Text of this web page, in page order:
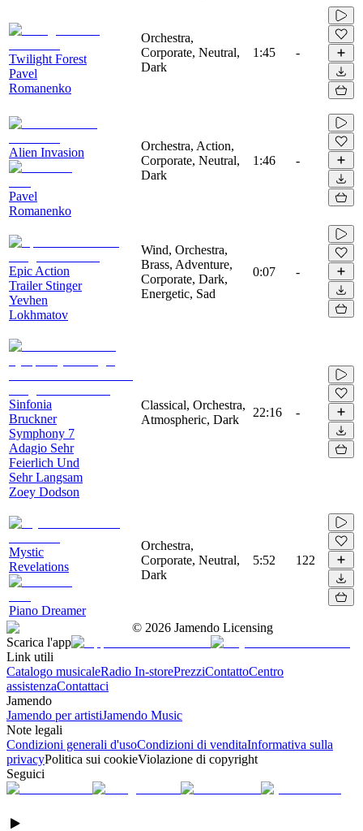
Twilight Forest
Pavel
Romanenko
Orchestra,
Corporate, Neutral,
Dark
1:45 -
Alien Invasion
Pavel
Romanenko
Orchestra, Action,
Corporate, Neutral,
Dark
1:46 -
Epic Action
Trailer Stinger
Yevhen
Lokhmatov
Wind, Orchestra,
Brass, Adventure,
Corporate, Dark,
Energetic, Sad
0:07 -
Sinfonia
Bruckner
Symphony 7
Adagio Sehr
Feierlich Und
Sehr Langsam
Zoey Dodson
Classical, Orchestra,
Atmospheric, Dark
22:16 -
Mystic
Revelations
Piano Dreamer
Orchestra,
Corporate, Neutral,
Dark
5:52 122
© 2026 Jamendo Licensing
Scarica l'app
Link utili
Catalogo musicaleRadio In-storePrezziContattoCentro
assistenzaContattaci
Jamendo
Jamendo per artistiJamendo Music
Note legali
Condizioni generali d'usoCondizioni di venditaInformativa sulla
privacyPolitica sui cookieViolazione di copyright
Seguici